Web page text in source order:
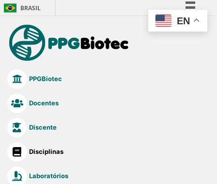
EN
BRASIL
Simplifique!
PPGBiotec
Docentes
Discente
Disciplinas
Laboratórios